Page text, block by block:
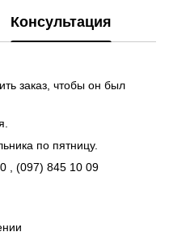
Консультация
заказ, чтобы он был
по пятницу.
, (097) 845 10 09